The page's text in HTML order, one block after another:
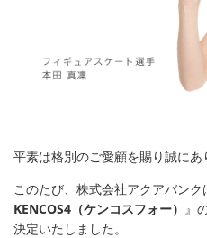
平素は格別のご愛顧を賜り誠にあ
このたび、株式会社アクアバンク
KENCOS4（ケンコスフォー） 』
決定いたしました。